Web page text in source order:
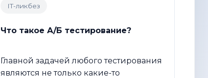
IT-ликбез
Что такое А/Б тестирование?
Главной задачей любого тестирования
являются не только какие-то